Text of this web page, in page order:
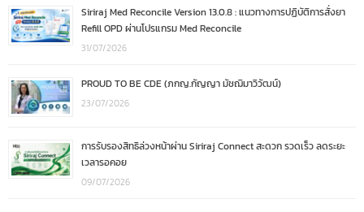
Siriraj Med Reconcile Version 13.0.8 : แนวทางการปฏิบัติการสั่งยา
Refill OPD ผ่านโปรแกรม Med Reconcile
31/07/2026
PROUD TO BE CDE (ภกญ.กัญญา มัชฌิมาวิวัฒน์)
23/07/2026
การรับรองสิทธิล่วงหน้าผ่าน Siriraj Connect สะดวก รวดเร็ว ลดระยะ
เวลารอคอย
09/07/2026